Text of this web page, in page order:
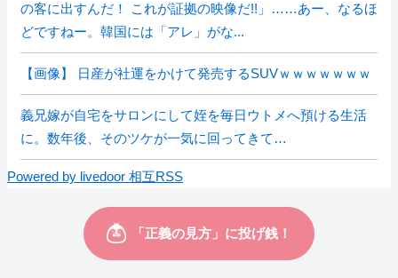
の客に出すんだ！ これが証拠の映像だ!!」……あー、なるほ
どですねー。韓国には「アレ」がな...
【画像】 日産が社運をかけて発売するSUVｗｗｗｗｗｗｗ
義兄嫁が自宅をサロンにして姪を毎日ウトメへ預ける生活
に。数年後、そのツケが一気に回ってきて…
Powered by livedoor 相互RSS